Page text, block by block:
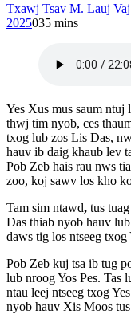
Txawj Tsav M. Lauj
2025035 mins
Yes Xus mus saum
thwj tim nyob, ces
txog lub zos Lis Das,
hauv ib daig khaub lev
Pob Zeb hais rau nws
zoo, koj sawv los kho
Tam sim ntawd, tus
Das thiab nyob hauv
daws tig los ntseeg txog
Pob Zeb kuj tsa ib tug
lub nroog Yos Pes. Tas
ntau leej ntseeg txog
nyob hauv Xis Moos